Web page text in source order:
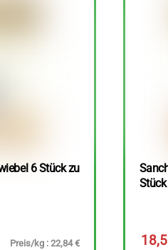
6 Stück zu
Preis/kg : 22,84 €